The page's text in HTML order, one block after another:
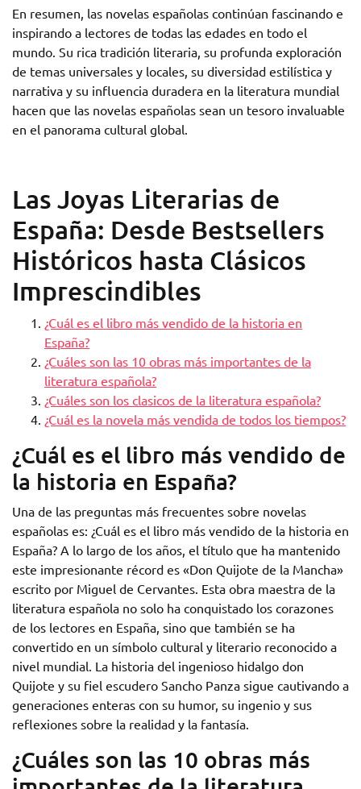
En resumen, las novelas españolas continúan fascinando e
inspirando a lectores de todas las edades en todo el
mundo. Su rica tradición literaria, su profunda exploración
de temas universales y locales, su diversidad estilística y
narrativa y su influencia duradera en la literatura mundial
hacen que las novelas españolas sean un tesoro invaluable
en el panorama cultural global.
Las Joyas Literarias de
España: Desde Bestsellers
Históricos hasta Clásicos
Imprescindibles
¿Cuál es el libro más vendido de la historia en
España?
¿Cuáles son las 10 obras más importantes de la
literatura española?
¿Cuáles son los clasicos de la literatura española?
¿Cuál es la novela más vendida de todos los tiempos?
¿Cuál es el libro más vendido de
la historia en España?
Una de las preguntas más frecuentes sobre novelas
españolas es: ¿Cuál es el libro más vendido de la historia en
España? A lo largo de los años, el título que ha mantenido
este impresionante récord es «Don Quijote de la Mancha»
escrito por Miguel de Cervantes. Esta obra maestra de la
literatura española no solo ha conquistado los corazones
de los lectores en España, sino que también se ha
convertido en un símbolo cultural y literario reconocido a
nivel mundial. La historia del ingenioso hidalgo don
Quijote y su fiel escudero Sancho Panza sigue cautivando a
generaciones enteras con su humor, su ingenio y sus
reflexiones sobre la realidad y la fantasía.
¿Cuáles son las 10 obras más